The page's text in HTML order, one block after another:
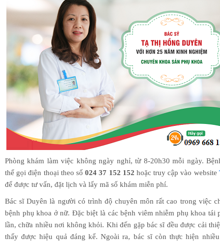
Phòng khám làm việc không ngày nghỉ, từ 8-20h30 mỗi ngày.
thể gọi điện thoại theo số024 37 152 152 hoặc truy cập vào website
để được tư vấn, đặt lịch và lấy mã số khám miễn phí.
Bác sĩ Duyên là người có trình độ chuyên môn rất cao trong việc
bệnh phụ khoa ở nữ. Đặc biệt là các bệnh viêm nhiễm phụ khoa tái
lần, chữa nhiều nơi không khỏi. Khi đến gặp bác sĩ đều được cải
thấy được hiệu quả đáng kể. Ngoài ra, bác sĩ còn thực hiện